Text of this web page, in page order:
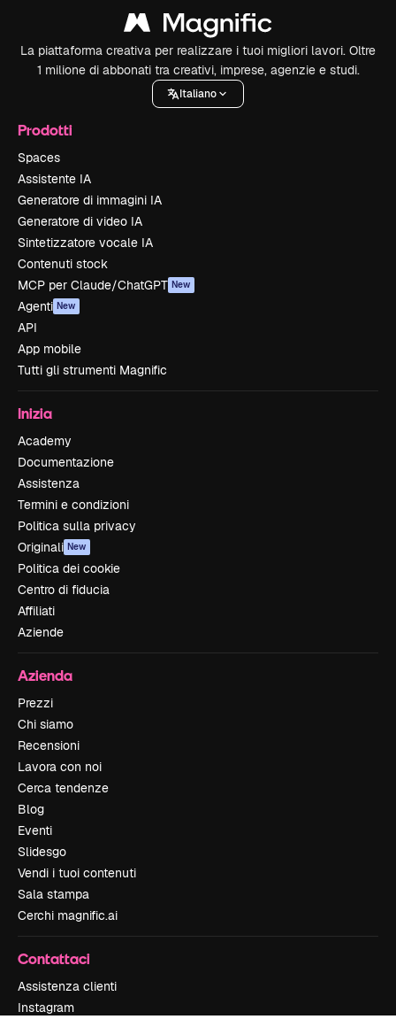
La piattaforma creativa per realizzare i tuoi migliori lavori. Oltre
1 milione di abbonati tra creativi, imprese, agenzie e studi.
Italiano
Prodotti
Spaces
Assistente IA
Generatore di immagini IA
Generatore di video IA
Sintetizzatore vocale IA
Contenuti stock
MCP per Claude/ChatGPT New
Agenti New
API
App mobile
Tutti gli strumenti Magnific
Inizia
Academy
Documentazione
Assistenza
Termini e condizioni
Politica sulla privacy
Originali New
Politica dei cookie
Centro di fiducia
Affiliati
Aziende
Azienda
Prezzi
Chi siamo
Recensioni
Lavora con noi
Cerca tendenze
Blog
Eventi
Slidesgo
Vendi i tuoi contenuti
Sala stampa
Cerchi magnific.ai
Contattaci
Assistenza clienti
Instagram